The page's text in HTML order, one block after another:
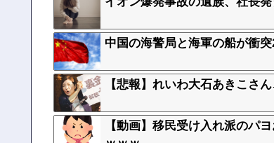
中国の海警局と海軍の船が衝
【悲報】れいわ大石あきこさん
【動画】移民受け入れ派のパ